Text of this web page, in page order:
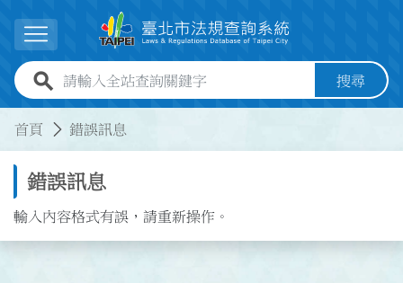
展開選單
全站查詢關鍵字欄位 搜尋
首頁 錯誤訊息
錯誤訊息
輸入內容格式有誤，請重新操作。